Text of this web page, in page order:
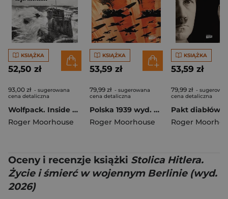
KSIĄŻKA
52,50 zł
93,00 zł - sugerowana
cena detaliczna
Wolfpack. Inside Hitler's U-Boat War
Roger Moorhouse
KSIĄŻKA
53,59 zł
79,99 zł - sugerowana
cena detaliczna
Polska 1939 wyd. 2022
Roger Moorhouse
KSIĄŻKA
53,59 zł
79,99 zł -
cena detaliczna
Roger
Oceny i recenzje książki Stolica Hitlera.
Życie i śmierć w wojennym Berlinie (wyd.
2026)